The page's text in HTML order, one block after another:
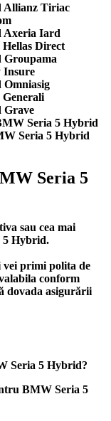
Allianz Tiriac
Axeria Iard
Direct
Groupama
Insure
Grave
Seria 5 Hybrid
Seria 5 Hybrid
Seria 5
sau cea mai
5 Hybrid.
primi polita de
conform
dovada asigurării
Seria 5 Hybrid?
BMW Seria 5